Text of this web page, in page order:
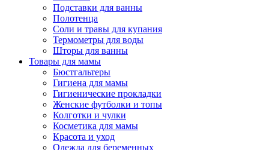
Подставки для ванны
Полотенца
Соли и травы для купания
Термометры для воды
Шторы для ванны
Товары для мамы
Бюстгальтеры
Гигиена для мамы
Гигиенические прокладки
Женские футболки и топы
Колготки и чулки
Косметика для мамы
Красота и уход
Одежда для беременных